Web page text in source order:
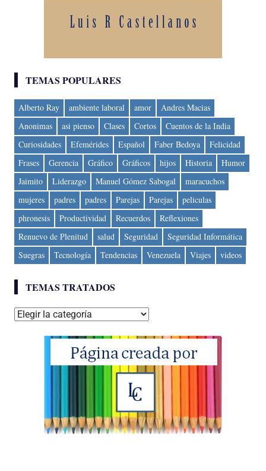
TEMAS POPULARES
Alberto Ray ambiente laboral amor
Andres Macias
Anonimas
asi pienso Clases Cortos
Cuentos de la India
Curiosidades
Efemérides Español Faber Bedoya
Felicidad
Frases
Gerencia Gráfico Gráficos hijos Historia
Humor
Jaimito
Liderazgo Manuel Gómez Sabogal
maracuchos
mujeres
padres padres Parejas Parejas
peliculas
phronesis
Productividad Recuerdos
Reflexiones
Renuevo de Plenitud
salud Seguridad
Seguridad Informática
Suegras
Tecnología Tendencias Venezuela Viajes videos
TEMAS TRATADOS
Temas